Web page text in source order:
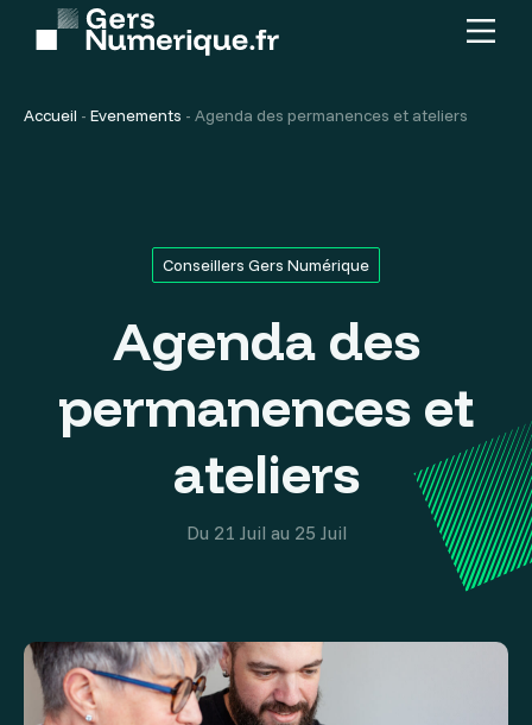
Contenu
principal
Menu
Accueil - Evenements - Agenda des permanences et ateliers
Conseillers Gers Numérique
Agenda des
permanences et
ateliers
Du 21 Juil au 25 Juil